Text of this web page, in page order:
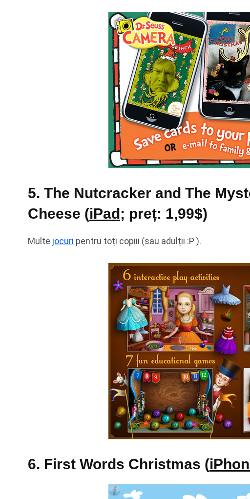
5. The Nutcracker and The
Cheese (iPad; preț: 1,99$)
Multe jocuri pentru toți copiii (sau adulții :P ).
6. First Words Christmas (